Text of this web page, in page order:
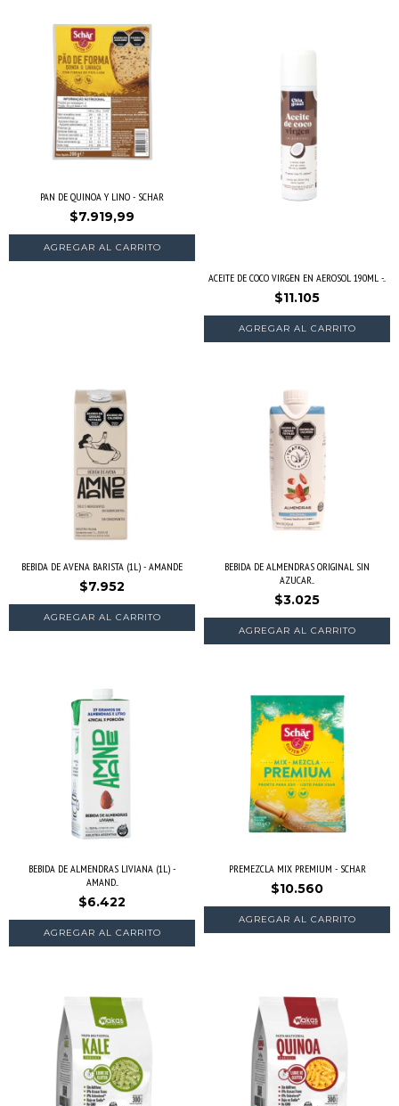
PAN DE QUINOA Y LINO - SCHAR
$7.919,99
ACEITE DE COCO VIRGEN EN AEROSOL 190ML -...
$11.105
BEBIDA DE AVENA BARISTA (1L) - AMANDE
$7.952
BEBIDA DE ALMENDRAS ORIGINAL SIN
AZUCAR...
$3.025
BEBIDA DE ALMENDRAS LIVIANA (1L) -
AMAND...
$6.422
PREMEZCLA MIX PREMIUM - SCHAR
$10.560